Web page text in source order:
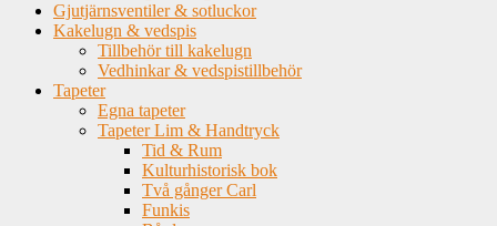
Gjutjärnsventiler & sotluckor
Kakelugn & vedspis
Tillbehör till kakelugn
Vedhinkar & vedspistillbehör
Tapeter
Egna tapeter
Tapeter Lim & Handtryck
Tid & Rum
Kulturhistorisk bok
Två gånger Carl
Funkis